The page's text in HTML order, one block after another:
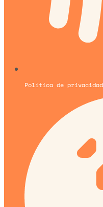
Política de privacidad